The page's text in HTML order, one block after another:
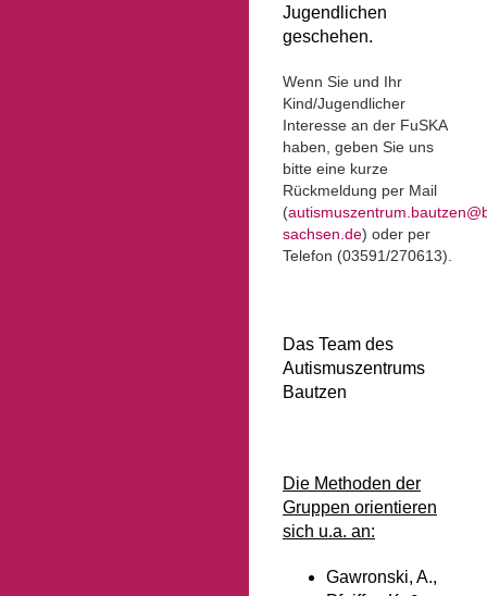
Jugendlichen
geschehen.
Wenn Sie und Ihr
Kind/Jugendlicher
Interesse an der FuSKA
haben, geben Sie uns
bitte eine kurze
Rückmeldung per Mail
(
sachsen.de) oder per
Telefon (03591/270613).
Das Team des
Autismuszentrums
Bautzen
Die Methoden der
Gruppen orientieren
sich u.a. an:
Gawronski, A.,